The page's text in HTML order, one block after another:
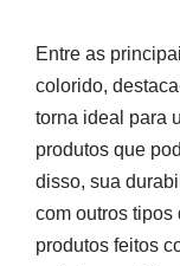
Entre as
colorido,
torna ideal para
produtos que
disso, sua
com outros tipos
produtos feitos